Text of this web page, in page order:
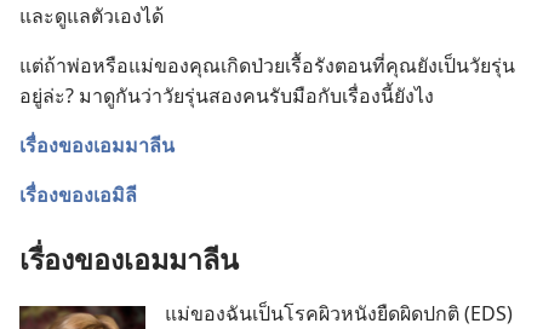
และ​ดู​แล​ตัว​เอง​ได้
แต่​ถ้า​พ่อ​หรือ​แม่​ของ​คุณ​เกิด​ป่วย​เรื้อรัง​ตอน​ที่​คุณ​ยัง​เป็น​วัยรุ่น​
อยู่​ล่ะ? มา​ดู​กัน​ว่า​วัยรุ่น​สอง​คน​รับมือ​กับ​เรื่อง​นี้​ยัง​ไง
เรื่อง​ของ​เอมมาลีน
เรื่อง​ของ​เอมิลี
เรื่อง​ของ​เอมมาลีน
แม่​ของ​ฉัน​เป็น​โรค​ผิวหนัง​ยืด​ผิด​ปกติ (EDS)